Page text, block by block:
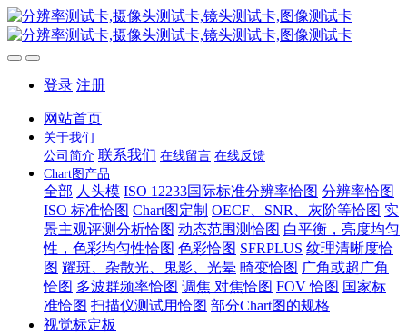
登录 注册
网站首页
关于我们
公司简介 联系我们 在线留言 在线反馈
Chart图产品
全部 人头模 ISO 12233国际标准分辨率恰图 分辨率恰图
ISO 标准恰图 Chart图定制 OECF、SNR、灰阶等恰图 实
景主观评测分析恰图 动态范围测恰图 白平衡，亮度均匀
性，色彩均匀性恰图 色彩恰图 SFRPLUS 纹理清晰度恰
图 耀斑、杂散光、鬼影、光晕 畸变恰图 广角或超广角
恰图 多波群频率恰图 调焦 对焦恰图 FOV 恰图 国家标
准恰图 扫描仪测试用恰图 部分Chart图的规格
视觉标定板